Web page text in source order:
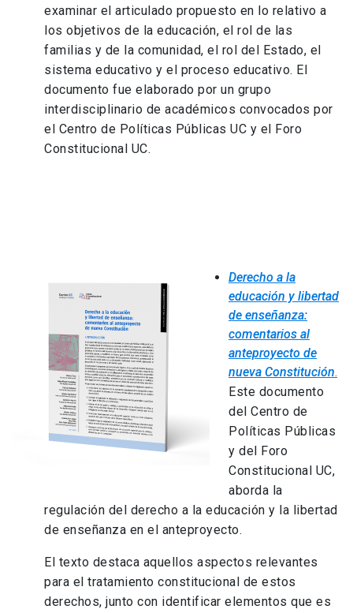
examinar el articulado propuesto en lo relativo a
los objetivos de la educación, el rol de las
familias y de la comunidad, el rol del Estado, el
sistema educativo y el proceso educativo. El
documento fue elaborado por un grupo
interdisciplinario de académicos convocados por
el Centro de Políticas Públicas UC y el Foro
Constitucional UC.
Derecho a la
educación y libertad
de enseñanza:
comentarios al
anteproyecto de
nueva Constitución.
Este documento
del Centro de
Políticas Públicas
y del Foro
Constitucional UC,
aborda la
regulación del derecho a la educación y la libertad
de enseñanza en el anteproyecto.
El texto destaca aquellos aspectos relevantes
para el tratamiento constitucional de estos
derechos, junto con identificar elementos que es